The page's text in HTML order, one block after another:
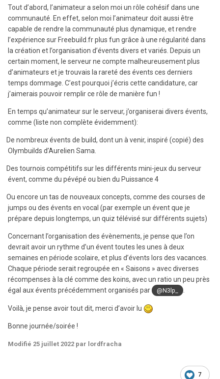
Tout d’abord, l’animateur a selon moi un rôle cohésif dans une
communauté. En effet, selon moi l’animateur doit aussi être
capable de rendre la communauté plus dynamique, et rendre
l’expérience sur Freebuild.fr plus fun grâce à une régularité dans
la création et l’organisation d’évents divers et variés. Depuis un
certain moment, le serveur ne compte malheureusement plus
d’animateurs et je trouvais la rareté des évents ces derniers
temps dommage. C’est pourquoi j’écris cette candidature, car
j’aimerais pouvoir remplir ce rôle de manière fun !
En temps qu’animateur sur le serveur, j’organiserai divers évents,
comme (liste non complète évidemment):
De nombreux évents de build, dont un à venir, inspiré (copié) des
Olymbuilds d’Aurelien Sama.
Des tournois compétitifs sur les différents mini-jeux du serveur
évent, comme du pévépé ou bien du Puissance 4
Ou encore un tas de nouveaux concepts, comme des courses de
jumps ou des évents en vocal (par exemple un évent que je
prépare depuis longtemps, un quiz télévisé sur différents sujets)
Concernant l’organisation des évènements, je pense que l’on
devrait avoir un rythme d’un évent toutes les unes à deux
semaines en période scolaire, et plus d’évents lors des vacances.
Chaque période serait regroupée en « Saisons » avec diverses
récompenses à la clé comme des koins, avec un ratio un peu près
égal aux évents précédemment organisés par
@N3lp_
Voilà, je pense avoir tout dit, merci d’avoir lu
Bonne journée/soirée !
Modifié 25 juillet 2022 par lordfracha
7